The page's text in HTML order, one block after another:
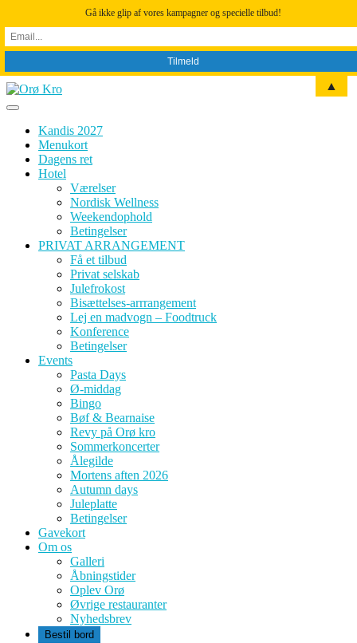
Skip
to
Kandis 2027
Menukort
Dagens ret
Hotel
Værelser
Nordisk Wellness
Weekendophold
Betingelser
PRIVAT ARRANGEMENT
Få et tilbud
Privat selskab
Julefrokost
Bisættelses-arrrangement
Lej en madvogn – Foodtruck
Konference
Betingelser
Events
Pasta Days
Ø-middag
Bingo
Bøf & Bearnaise
Revy på Orø kro
Sommerkoncerter
Ålegilde
Mortens aften 2026
Autumn days
Juleplatte
Betingelser
Gavekort
Om os
Galleri
Åbningstider
Oplev Orø
Øvrige restauranter
Nyhedsbrev
Bestil bord
Gå ikke glip af vores kampagner og specielle tilbud!
▲